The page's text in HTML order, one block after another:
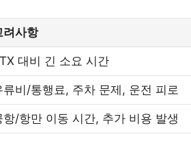
려사항
대비 긴 소요 시간
류비/통행료, 주차 문제, 운전 피로
항/항만 이동 시간, 추가 비용 발생